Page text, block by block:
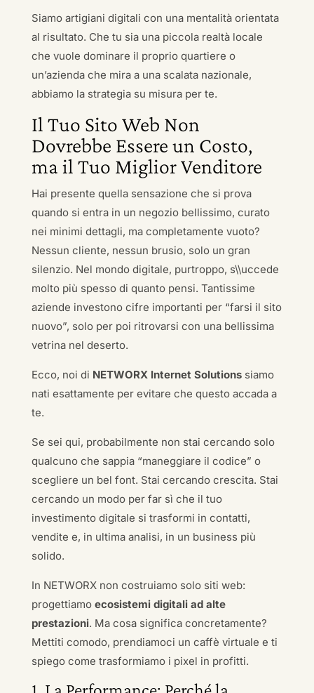
Siamo artigiani digitali con una mentalità orientata
al risultato. Che tu sia una piccola realtà locale
che vuole dominare il proprio quartiere o
un’azienda che mira a una scalata nazionale,
abbiamo la strategia su misura per te.
Il Tuo Sito Web Non
Dovrebbe Essere un Costo,
ma il Tuo Miglior Venditore
Hai presente quella sensazione che si prova
quando si entra in un negozio bellissimo, curato
nei minimi dettagli, ma completamente vuoto?
Nessun cliente, nessun brusio, solo un gran
silenzio. Nel mondo digitale, purtroppo, s\\uccede
molto più spesso di quanto pensi. Tantissime
aziende investono cifre importanti per “farsi il sito
nuovo”, solo per poi ritrovarsi con una bellissima
vetrina nel deserto.
Ecco, noi di NETWORX Internet Solutionssiamo
nati esattamente per evitare che questo accada a
te.
Se sei qui, probabilmente non stai cercando solo
qualcuno che sappia “maneggiare il codice” o
scegliere un bel font. Stai cercando crescita. Stai
cercando un modo per far sì che il tuo
investimento digitale si trasformi in contatti,
vendite e, in ultima analisi, in un business più
solido.
In NETWORX non costruiamo solo siti web:
progettiamo ecosistemi digitali ad alte
prestazioni. Ma cosa significa concretamente?
Mettiti comodo, prendiamoci un caffè virtuale e ti
spiego come trasformiamo i pixel in profitti.